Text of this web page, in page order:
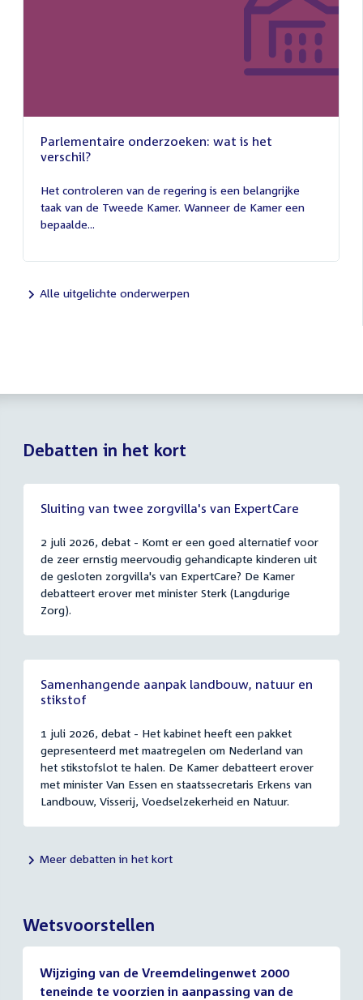
Parlementaire onderzoeken: wat is het
verschil?
juli
2026
Het controleren van de regering is een belangrijke
taak van de Tweede Kamer. Wanneer de Kamer een
bepaalde...
Alle uitgelichte onderwerpen
Debatten in het kort
Sluiting van twee zorgvilla's van ExpertCare
2 juli 2026, debat - Komt er een goed alternatief voor
de zeer ernstig meervoudig gehandicapte kinderen uit
de gesloten zorgvilla's van ExpertCare? De Kamer
debatteert erover met minister Sterk (Langdurige
Zorg).
Samenhangende aanpak landbouw, natuur en
stikstof
1 juli 2026, debat - Het kabinet heeft een pakket
gepresenteerd met maatregelen om Nederland van
het stikstofslot te halen. De Kamer debatteert erover
met minister Van Essen en staatssecretaris Erkens van
Landbouw, Visserij, Voedselzekerheid en Natuur.
Meer debatten in het kort
Wetsvoorstellen
Wijziging van de Vreemdelingenwet 2000
teneinde te voorzien in aanpassing van de